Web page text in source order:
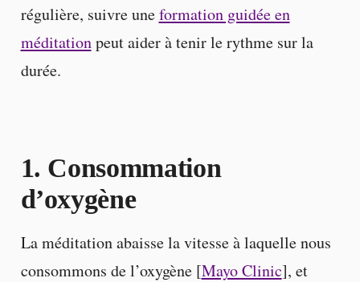
régulière, suivre uneformation guidée en
méditationpeut aider à tenir le rythme sur la
durée.
1. Consommation
d’oxygène
La méditation abaisse la vitesse à laquelle nous
consommons de l’oxygène [Mayo Clinic], et